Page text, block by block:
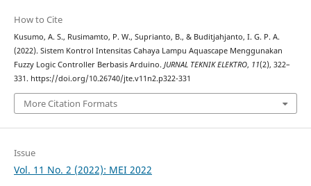
How to Cite
Kusumo, A. S., Rusimamto, P. W., Suprianto, B., & Buditjahjanto, I. G. P. A.
(2022). Sistem Kontrol Intensitas Cahaya Lampu Aquascape Menggunakan
Fuzzy Logic Controller Berbasis Arduino. JURNAL TEKNIK ELEKTRO, 11(2), 322–
331. https://doi.org/10.26740/jte.v11n2.p322-331
More Citation Formats
Issue
Vol. 11 No. 2 (2022): MEI 2022